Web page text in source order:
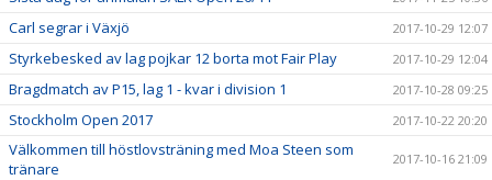
Carl segrar i Växjö 2017-10-29 12:07
Styrkebesked av lag pojkar 12 borta mot Fair Play 2017-10-29 12:04
Bragdmatch av P15, lag 1 - kvar i division 1 2017-10-28 09:25
Stockholm Open 2017 2017-10-22 20:20
Välkommen till höstlovsträning med Moa Steen som
tränare
2017-10-16 21:09